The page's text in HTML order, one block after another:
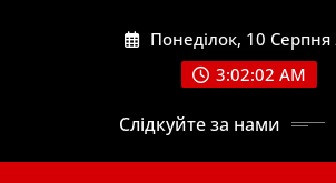
Понеділок, 10 Серпня
3:02:03 AM
Слідкуйте за нами